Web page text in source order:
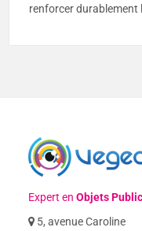
renforcer durablement
Expert enObjets
5, avenue Caroline